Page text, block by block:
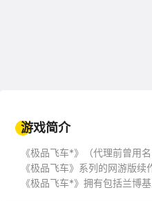
游戏简介
《极品飞车*》（代理前曾用
《极品飞车》系列的网游版
《极品飞车*》拥有包括兰博